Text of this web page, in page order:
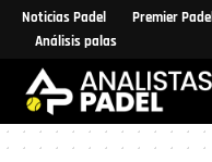
Noticias Padel Premier Padel
Análisis palas